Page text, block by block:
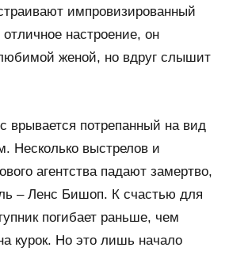
импровизированный
отличное настроение, он
женой, но вдруг слышит
потрепанный на вид
Несколько выстрелов и
агентства падают замертво,
– Ленс Бишоп. К счастью для
погибает раньше, чем
курок. Но это лишь начало